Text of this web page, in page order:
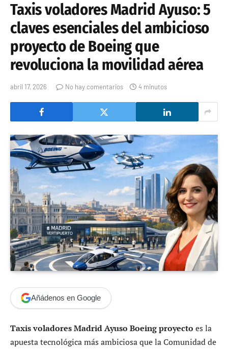
Taxis voladores Madrid Ayuso: 5
claves esenciales del ambicioso
proyecto de Boeing que
revoluciona la movilidad aérea
abril 17, 2026 No hay comentarios 4 minutos
Añádenos en Google
Taxis voladores Madrid Ayuso Boeing proyecto es la
apuesta tecnológica más ambiciosa que la Comunidad de